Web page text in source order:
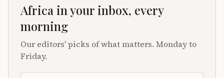
Africa in your inbox, every
morning
Our editors' picks of what matters. Monday to
Friday.